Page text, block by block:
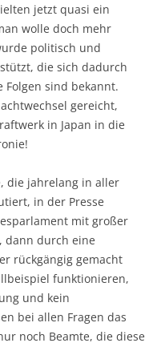
jetzt quasi ein
wolle doch mehr
politisch und
die sich dadurch
sind bekannt.
gereicht,
in Japan in die
die jahrelang in aller
in der Presse
mit großer
dann durch eine
rückgängig gemacht
funktionieren,
und kein
bei allen Fragen das
noch Beamte, die diese